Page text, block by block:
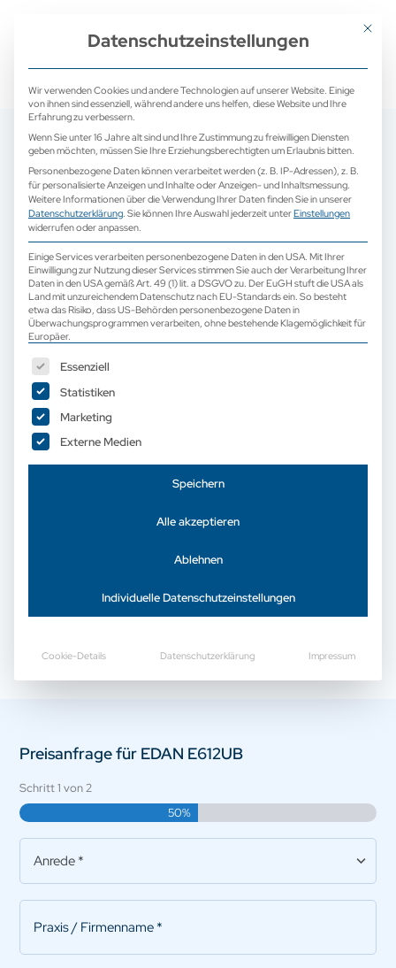
EDAN E612UB
Jetzt Preis anfragen
Endovaginal Ultrachallsonde
Preisanfrage für EDAN E612UB
Schritt1 von2
50%
Anrede
Praxis/Firmenname
Mit
Datenschutzeinstellungen
Wir verwenden Cookies und andere Technologien auf unserer Website. Einige
von ihnen sind essenziell, während andere uns helfen, diese Website und Ihre
Erfahrung zu verbessern.
Wenn Sie unter 16 Jahre alt sind und Ihre Zustimmung zu freiwilligen Diensten
geben möchten, müssen Sie Ihre Erziehungsberechtigten um Erlaubnis bitten.
Personenbezogene Daten können verarbeitet werden (z. B. IP-Adressen), z. B.
für personalisierte Anzeigen und Inhalte oder Anzeigen- und Inhaltsmessung.
Weitere Informationen über die Verwendung Ihrer Daten finden Sie in unserer
Datenschutzerklärung. Sie können Ihre Auswahl jederzeit unterEinstellungen
widerrufen oder anpassen.
Einige Services verarbeiten personenbezogene Daten in den USA. Mit Ihrer
Einwilligung zur Nutzung dieser Services stimmen Sie auch der Verarbeitung Ihrer
Daten in den USA gemäß Art. 49 (1) lit. a DSGVO zu. Der EuGH stuft die USA als
Land mit unzureichendem Datenschutz nach EU-Standards ein. So besteht
etwa das Risiko, dass US-Behörden personenbezogene Daten in
Überwachungsprogrammen verarbeiten, ohne bestehende Klagemöglichkeit für
Europäer.
Es folgt eine Liste der Service-Gruppen, für die eine
Essenziell
Statistiken
Marketing
Externe Medien
Speichern
Alle akzeptieren
Ablehnen
Individuelle Datenschutzeinstellungen
Cookie-Details Datenschutzerklärung Impressum